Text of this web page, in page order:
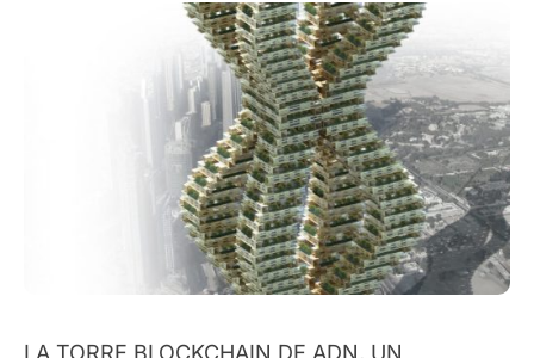
LA TORRE BLOCKCHAIN DE ADN, UN